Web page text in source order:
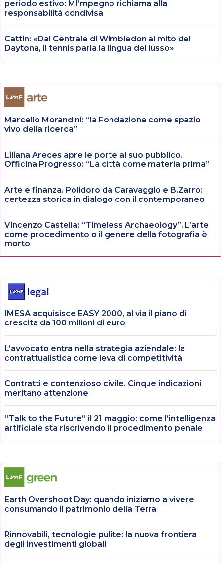
periodo estivo: MI’mpegno richiama alla
responsabilità condivisa
Cattin: «Dal Centrale di Wimbledon al mito del
Daytona, il tennis parla la lingua del lusso»
Marcello Morandini: “la Fondazione come spazio
vivo della ricerca”
Liliana Areces apre le porte al suo pubblico.
Officina Progresso: “La città come materia prima”
Arte e finanza. Polidoro da Caravaggio e B.Zarro:
certezza storica in dialogo con il contemporaneo
Vincenzo Castella: “Timeless Archaeology”. L’arte
come procedimento o il genere della fotografia è
morto
IMESA acquisisce EASY 2000, al via il piano di
crescita da 100 milioni di euro
L’avvocato entra nella strategia aziendale: la
contrattualistica come leva di competitività
Contratti e contenzioso civile. Cinque indicazioni
meritano attenzione
“Talk to the Future” il 21 maggio: come l’intelligenza
artificiale sta riscrivendo il procedimento penale
Earth Overshoot Day: quando iniziamo a vivere
consumando il patrimonio della Terra
Rinnovabili, tecnologie pulite: la nuova frontiera
degli investimenti globali